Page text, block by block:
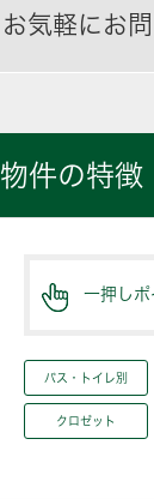
お気軽にお
物件の特徴
一押しポ
バス・トイレ別
クロゼット